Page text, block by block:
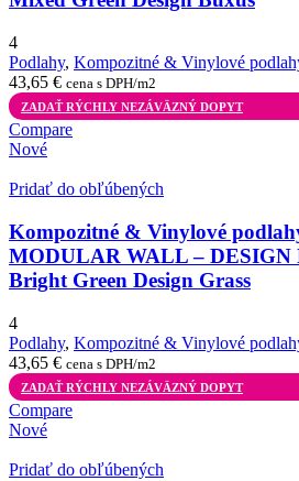
4
Podlahy, Kompozitné & Vinylové
43,65 € cena s DPH/m2
ZADAŤ RÝCHLY NEZÁVÄZNÝ DOPYT
Compare
Nové
Pridať do obľúbených
Kompozitné & Vinylové
MODULAR WALL – DESIGN
Bright Green Design Grass
4
Podlahy, Kompozitné & Vinylové
43,65 € cena s DPH/m2
ZADAŤ RÝCHLY NEZÁVÄZNÝ DOPYT
Compare
Nové
Pridať do obľúbených